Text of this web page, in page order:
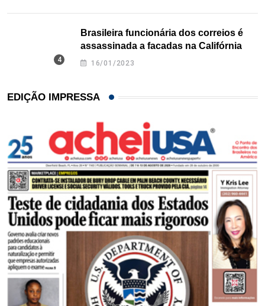
Brasileira funcionária dos correios é
assassinada a facadas na Califórnia
16/01/2023
EDIÇÃO IMPRESSA